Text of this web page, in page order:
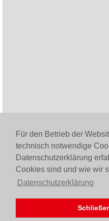
Für den Betrieb der
technisch notwendige
Datenschutzerklärung
Cookies sind und wie wir
Datenschutzerklärung